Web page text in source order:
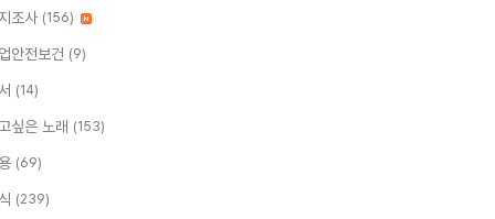
조사 (156)
안전보건 (9)
(14)
싶은 노래 (153)
(69)
(239)